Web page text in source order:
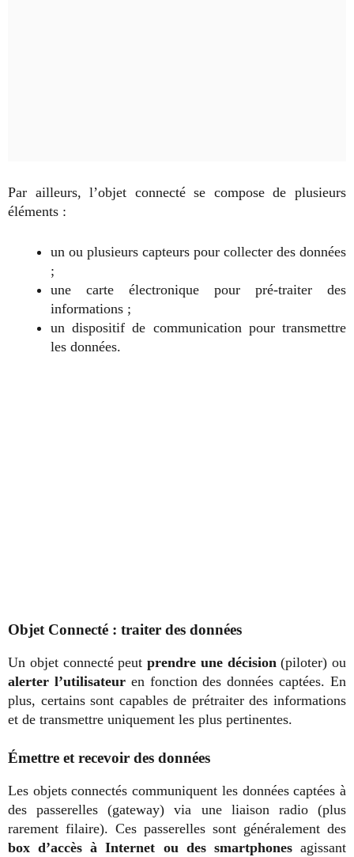
Par ailleurs, l’objet connecté se compose de plusieurs
éléments :
un ou plusieurs capteurs pour collecter des données
;
une carte électronique pour pré-traiter des
informations ;
un dispositif de communication pour transmettre
les données.
Objet Connecté : traiter des données
Un objet connecté peut prendre une décision (piloter) ou
alerter l’utilisateuren fonction des données captées. En
plus, certains sont capables de prétraiter des informations
et de transmettre uniquement les plus pertinentes.
Émettre et recevoir des données
Les objets connectés communiquent les données captées à
des passerelles (gateway) via une liaison radio (plus
rarement filaire). Ces passerelles sont généralement des
box d’accès à Internet ou des smartphonesagissant